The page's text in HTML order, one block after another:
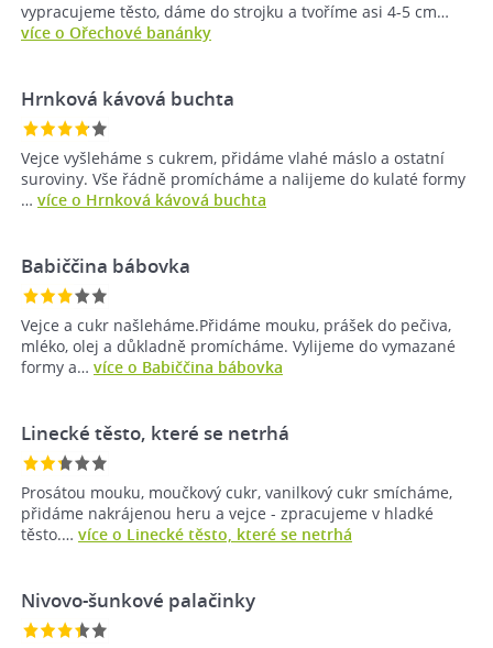
vypracujeme těsto, dáme do strojku a tvoříme asi 4-5 cm…
více o Ořechové banánky
Hrnková kávová buchta
Vejce vyšleháme s cukrem, přidáme vlahé máslo a ostatní
suroviny. Vše řádně promícháme a nalijeme do kulaté formy
… více o Hrnková kávová buchta
Babiččina bábovka
Vejce a cukr našleháme.Přidáme mouku, prášek do pečiva,
mléko, olej a důkladně promícháme. Vylijeme do vymazané
formy a… více o Babiččina bábovka
Linecké těsto, které se netrhá
Prosátou mouku, moučkový cukr, vanilkový cukr smícháme,
přidáme nakrájenou heru a vejce - zpracujeme v hladké
těsto.… více o Linecké těsto, které se netrhá
Nivovo-šunkové palačinky